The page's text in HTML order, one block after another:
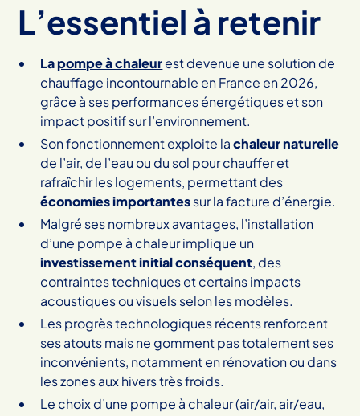
Heading 2
L’essentiel à retenir
Lapompe à chaleurest devenue une solution de
chauffage incontournable en France en 2026,
grâce à ses performances énergétiques et son
impact positif sur l’environnement.
Son fonctionnement exploite lachaleur naturelle
de l’air, de l’eau ou du sol pour chauffer et
rafraîchir les logements, permettant des
économies importantessur la facture d’énergie.
Malgré ses nombreux avantages, l’installation
d’une pompe à chaleur implique un
investissement initial conséquent, des
contraintes techniques et certains impacts
acoustiques ou visuels selon les modèles.
Les progrès technologiques récents renforcent
ses atouts mais ne gomment pas totalement ses
inconvénients, notamment en rénovation ou dans
les zones aux hivers très froids.
Le choix d’une pompe à chaleur (air/air, air/eau,